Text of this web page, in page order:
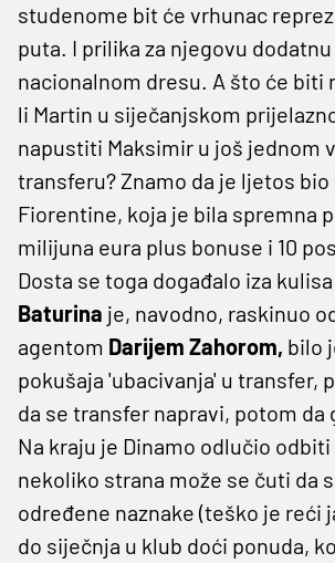
studenome bit će vrhunac
puta. I prilika za njegovu
nacionalnom dresu. A što će biti
li Martin u siječanjskom
napustiti Maksimir u još jednom
transferu? Znamo da je ljetos bio
Fiorentine, koja je bila spremna
milijuna eura plus bonuse i 10
Dosta se toga događalo iza
Baturina je, navodno, raskinuo
agentom Darijem Zahorom, bilo
pokušaja 'ubacivanja' u transfer,
da se transfer napravi, potom da
Na kraju je Dinamo odlučio
nekoliko strana može se čuti da
određene naznake (teško je reći
do siječnja u klub doći ponuda,